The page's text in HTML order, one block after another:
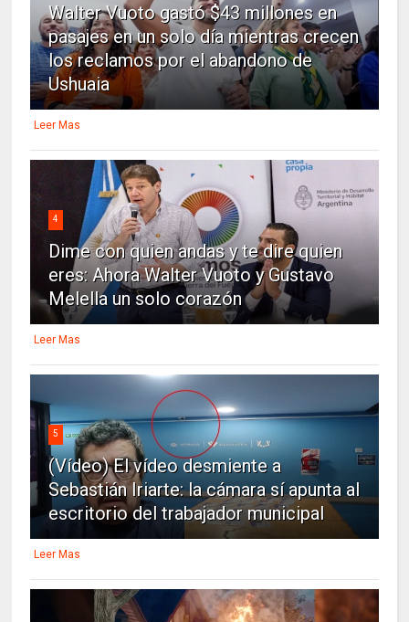
Walter Vuoto gastó $43 millones en
pasajes en un solo día mientras crecen
los reclamos por el abandono de
Ushuaia
Leer Mas
4
Dime con quien andas y te dire quien
eres: Ahora Walter Vuoto y Gustavo
Melella un solo corazón
Leer Mas
5
(Vídeo) El vídeo desmiente a
Sebastián Iriarte: la cámara sí apunta al
escritorio del trabajador municipal
Leer Mas